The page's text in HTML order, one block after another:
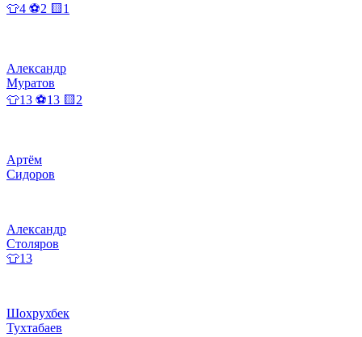
👕4 ⚽2 🟨1
Александр
Муратов
👕13 ⚽13 🟨2
Артём
Сидоров
Александр
Столяров
👕13
Шохрухбек
Тухтабаев